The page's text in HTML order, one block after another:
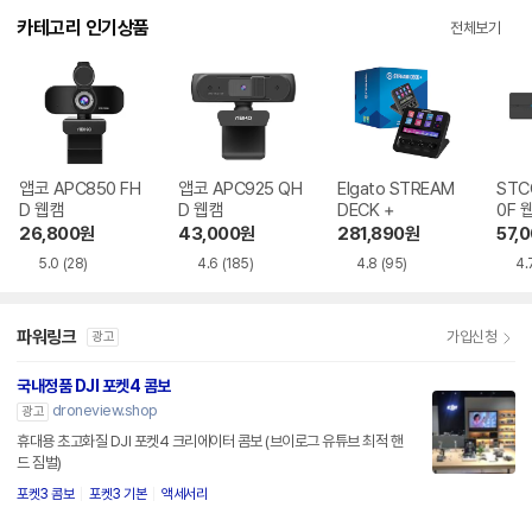
카테고리 인기상품 전체보기
앱코 APC850 FH
D 웹캠
26,800원
5.0 (28)
앱코 APC925 QH
D 웹캠
43,000원
4.6 (185)
Elgato STREAM
DECK +
281,890원
4.8 (95)
0F
파워링크 광고 가입신청
국내정품 DJI 포켓4 콤보
광고
droneview.shop
휴대용 초고화질 DJI 포켓4 크리에이터 콤보 (브이로그 유튜브 최적 핸
드 짐벌)
포켓3 콤보 포켓3 기본 액세서리